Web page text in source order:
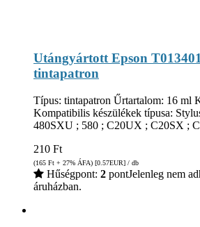
Utángyártott Epson
tintapatron
Típus: tintapatron Űrtartalom: 16 ml
Kompatibilis készülékek típusa:
480SXU ; 580 ; C20UX ; C20SX ;
210 Ft
(165 Ft + 27% ÁFA) [0.57EUR] / db
Hűségpont: 2 pontJelenleg nem
áruházban.